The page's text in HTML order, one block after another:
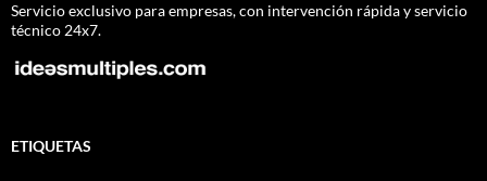
Servicio exclusivo para empresas, con intervención rápida y servicio
técnico 24x7.
ETIQUETAS